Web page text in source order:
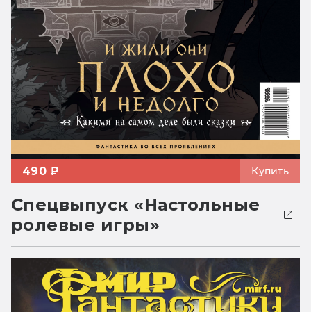
490 ₽ Купить
Спецвыпуск «Настольные
ролевые игры»